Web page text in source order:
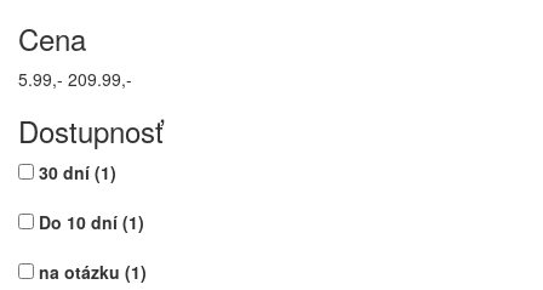
Cena
5.99,- 209.99,-
Dostupnosť
30 dní (1)
Do 10 dní (1)
na otázku (1)